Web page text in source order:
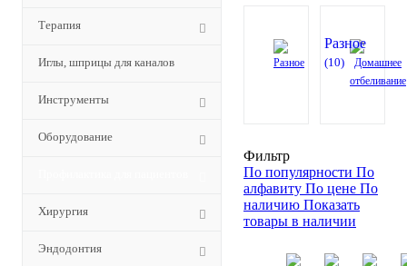
Терапия
Иглы, шприцы для каналов
Инструменты
Оборудование
Хирургия
Эндодонтия
Разное
(10)
Фильтр
По популярности По
алфавиту По цене По
наличию Показать
товары в наличии